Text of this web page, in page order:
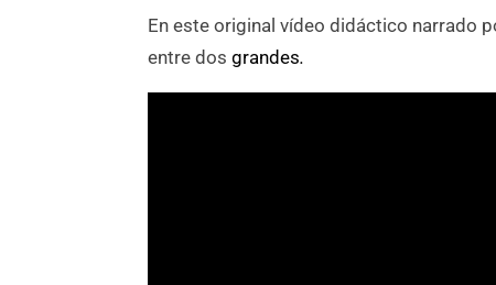
En este original vídeo didáctico narrado
entre dosgrandes.